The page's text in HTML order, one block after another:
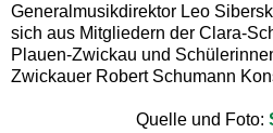
Generalmusikdirektor Leo
sich aus Mitgliedern der Clara-
Plauen-Zwickau und
Zwickauer Robert Schumann
Quelle und Foto: